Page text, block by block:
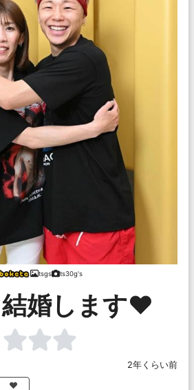
tsgs ts30g's
婚します♥
2年くらい前
♥